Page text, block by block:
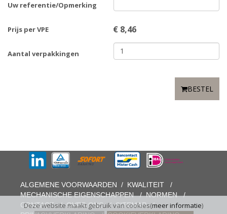
Uw referentie/Opmerking
Prijs per VPE € 8,46
Aantal verpakkingen
BESTEL
Deze website maakt gebruik van cookies(meer informatie)
ALGEMENE VOORWAARDEN / KWALITEIT
/
MECHANISCHE EIGENSCHAPPEN/NORMEN/
CONTACT/OVER ONS/SITEMAP/